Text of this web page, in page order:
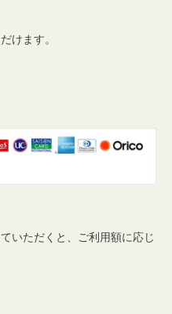
けます。
いただくと、ご利用額に応じ